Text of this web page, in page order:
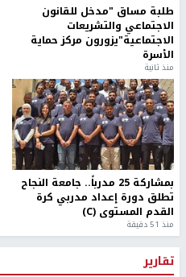
طلبة مساق "مدخل للقانون
الاجتماعي والتشريعات
الاجتماعية"يزورون مركز حماية
الأسرة
منذ ثانية
بمشاركة 25 مدرباً.. جامعة النجاح
تطلق دورة إعداد مدربي كرة
القدم المستوى (C)
منذ 51 دقيقة
تقارير